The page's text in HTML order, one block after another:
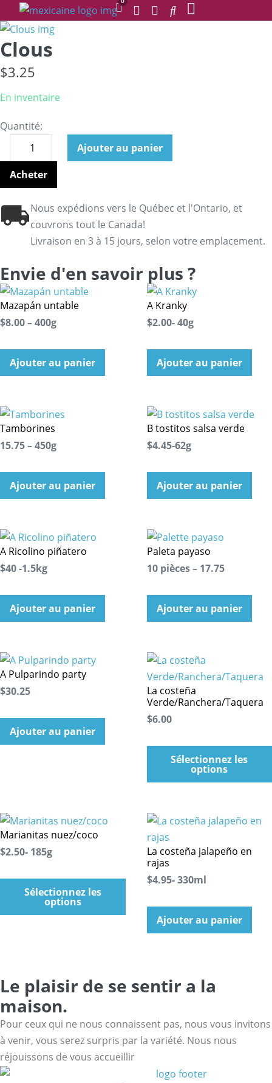
Clous
$3.25
En inventaire
Quantité:
Ajouter au panier
Acheter
Nous expédions vers le Québec et l'Ontario, et
couvrons tout le Canada!
Livraison en 3 à 15 jours, selon votre emplacement.
Envie d'en savoir plus ?
Mazapán untable
$8.00 – 400g
Ajouter au panier
A Kranky
$2.00- 40g
Ajouter au panier
Tamborines
15.75 – 450g
Ajouter au panier
B tostitos salsa verde
$4.45-62g
Ajouter au panier
A Ricolino piñatero
$40 -1.5kg
Ajouter au panier
Paleta payaso
10 pièces – 17.75
Ajouter au panier
A Pulparindo party
$30.25
Ajouter au panier
La costeña
Verde/Ranchera/Taquera
$6.00
Sélectionnez les
options
Marianitas nuez/coco
$2.50- 185g
Sélectionnez les
options
La costeña jalapeño en
rajas
$4.95- 330ml
Ajouter au panier
Le plaisir de se sentir a la
maison.
Pour ceux qui ne nous connaissent pas, nous vous invitons
à venir, vous serez surpris par la variété. Nous nous
réjouissons de vous accueillir